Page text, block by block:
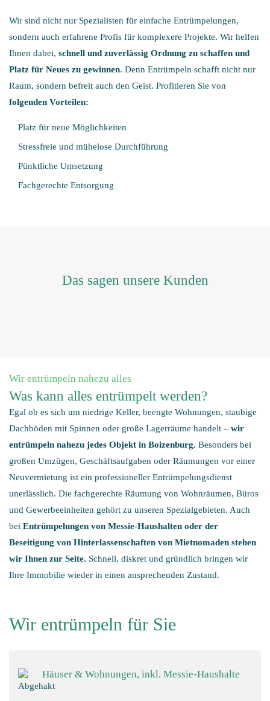
Wir sind nicht nur Spezialisten für einfache Entrümpelungen,
sondern auch erfahrene Profis für komplexere Projekte. Wir helfen
Ihnen dabei, schnell und zuverlässig Ordnung zu schaffen und
Platz für Neues zu gewinnen. Denn Entrümpeln schafft nicht nur
Raum, sondern befreit auch den Geist. Profitieren Sie von
folgenden Vorteilen:
Platz für neue Möglichkeiten
Stressfreie und mühelose Durchführung
Pünktliche Umsetzung
Fachgerechte Entsorgung
Das sagen unsere Kunden
Wir entrümpeln nahezu alles
Was kann alles entrümpelt werden?
Egal ob es sich um niedrige Keller, beengte Wohnungen, staubige
Dachböden mit Spinnen oder große Lagerräume handelt – wir
entrümpeln nahezu jedes Objekt in Boizenburg. Besonders bei
großen Umzügen, Geschäftsaufgaben oder Räumungen vor einer
Neuvermietung ist ein professioneller Entrümpelungsdienst
unerlässlich. Die fachgerechte Räumung von Wohnräumen, Büros
und Gewerbeeinheiten gehört zu unseren Spezialgebieten. Auch
bei Entrümpelungen von Messie-Haushalten oder der
Beseitigung von Hinterlassenschaften von Mietnomaden stehen
wir Ihnen zur Seite. Schnell, diskret und gründlich bringen wir
Ihre Immobilie wieder in einen ansprechenden Zustand.
Wir entrümpeln für Sie
Häuser & Wohnungen, inkl. Messie-Haushalte